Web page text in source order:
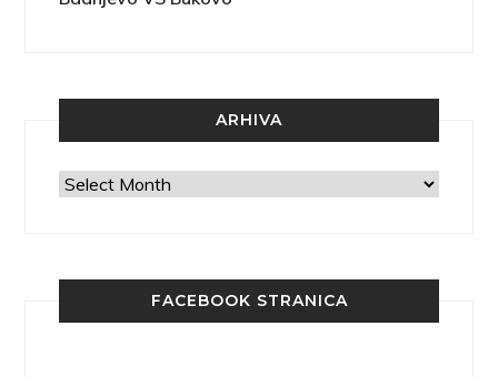
ARHIVA
Arhiva
FACEBOOK STRANICA